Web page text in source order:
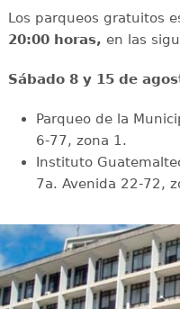
Los parqueos gratuitos
20:00 horas, en las
Sábado 8 y 15 de
Parqueo de la
6-77, zona 1.
Instituto
7a. Avenida 22-72,